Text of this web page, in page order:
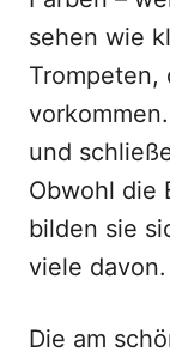
sehen wie
Trompeten,
und
Obwohl die
bilden sie
viele davon.
Die am